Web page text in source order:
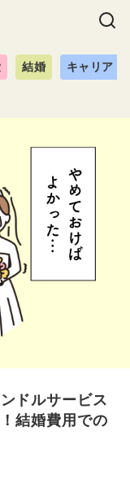
結婚 キャリア
ドルサービス
結婚費用での